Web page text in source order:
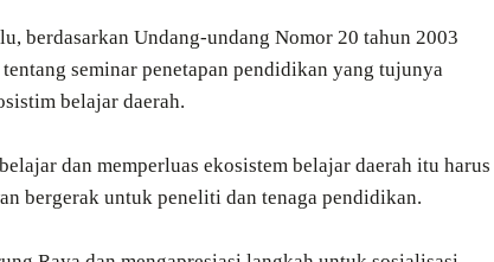
berdasarkan Undang-undang Nomor 20 tahun 2003
seminar penetapan pendidikan yang tujunya
belajar daerah.
dan memperluas ekosistem belajar daerah itu harus
bergerak untuk peneliti dan tenaga pendidikan.